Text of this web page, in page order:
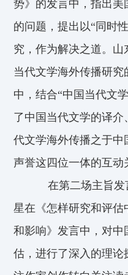
势》的发言中，指出
的问题，提出以“同时
究，作为解决之道。山
当代文学海外传播研
中，结合“中国当代文
了中国当代文学的译
代文学海外传播之于
声誉这四位一体的互动
在第二场主旨发
星在《怎样研究和评
和影响》发言中，对
估，进行了深入的理